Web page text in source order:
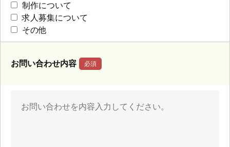
制作について
求人募集について
その他
お問い合わせ内容